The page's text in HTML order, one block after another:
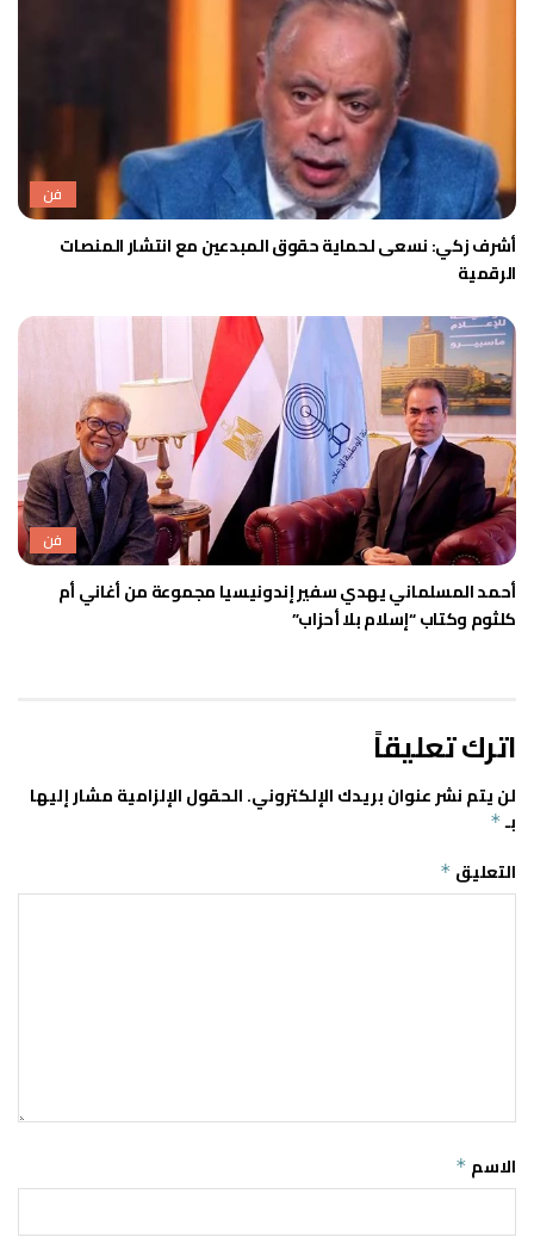
فن
أشرف زكي: نسعى لحماية حقوق المبدعين مع انتشار المنصات
الرقمية
فن
أحمد المسلماني يهدي سفير إندونيسيا مجموعة من أغاني أم
كلثوم وكتاب “إسلام بلا أحزاب”
اترك تعليقاً
لن يتم نشر عنوان بريدك الإلكتروني.الحقول الإلزامية مشار إليها
بـ *
التعليق *
الاسم *